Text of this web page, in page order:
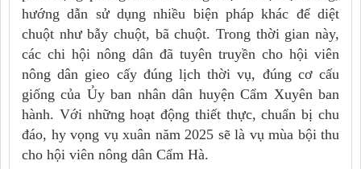
hướng dẫn sử dụng nhiều biện pháp khác để diệt
chuột như bẫy chuột, bã chuột. Trong thời gian này,
các chi hội nông dân đã tuyên truyền cho hội viên
nông dân gieo cấy đúng lịch thời vụ, đúng cơ cấu
giống của Ủy ban nhân dân huyện Cẩm Xuyên ban
hành. Với những hoạt động thiết thực, chuẩn bị chu
đáo, hy vọng vụ xuân năm 2025 sẽ là vụ mùa bội thu
cho hội viên nông dân Cẩm Hà.